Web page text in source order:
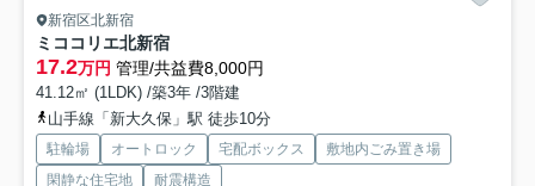
新宿区北新宿
ミココリエ北新宿
17.2万円 管理/共益費8,000円
41.12㎡ (1LDK) /築3年 /3階建
山手線「新大久保」駅 徒歩10分
駐輪場 オートロック 宅配ボックス
敷地内ごみ置き場
閑静な住宅地
耐震構造